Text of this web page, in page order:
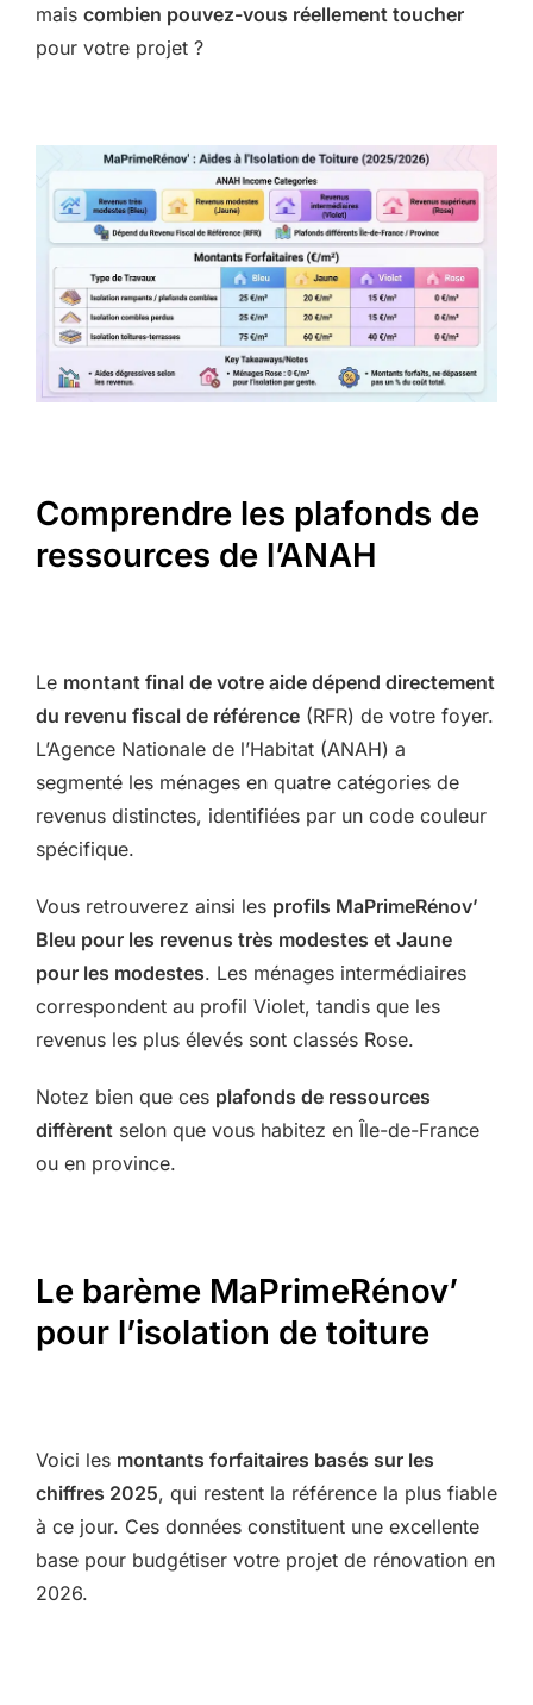
mais combien pouvez-vous réellement toucher
pour votre projet ?
Comprendre les plafonds de
ressources de l’ANAH
Le montant final de votre aide dépend directement
du revenu fiscal de référence (RFR) de votre foyer.
L’Agence Nationale de l’Habitat (ANAH) a
segmenté les ménages en quatre catégories de
revenus distinctes, identifiées par un code couleur
spécifique.
Vous retrouverez ainsi les profils MaPrimeRénov’
Bleu pour les revenus très modestes et Jaune
pour les modestes. Les ménages intermédiaires
correspondent au profil Violet, tandis que les
revenus les plus élevés sont classés Rose.
Notez bien que ces plafonds de ressources
diffèrent selon que vous habitez en Île-de-France
ou en province.
Le barème MaPrimeRénov’
pour l’isolation de toiture
Voici les montants forfaitaires basés sur les
chiffres 2025, qui restent la référence la plus fiable
à ce jour. Ces données constituent une excellente
base pour budgétiser votre projet de rénovation en
2026.